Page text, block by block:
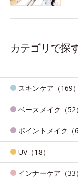
カテゴリで探
スキンケア（169）
ベースメイク（52）
ポイントメイク（
UV（18）
インナーケア（33）